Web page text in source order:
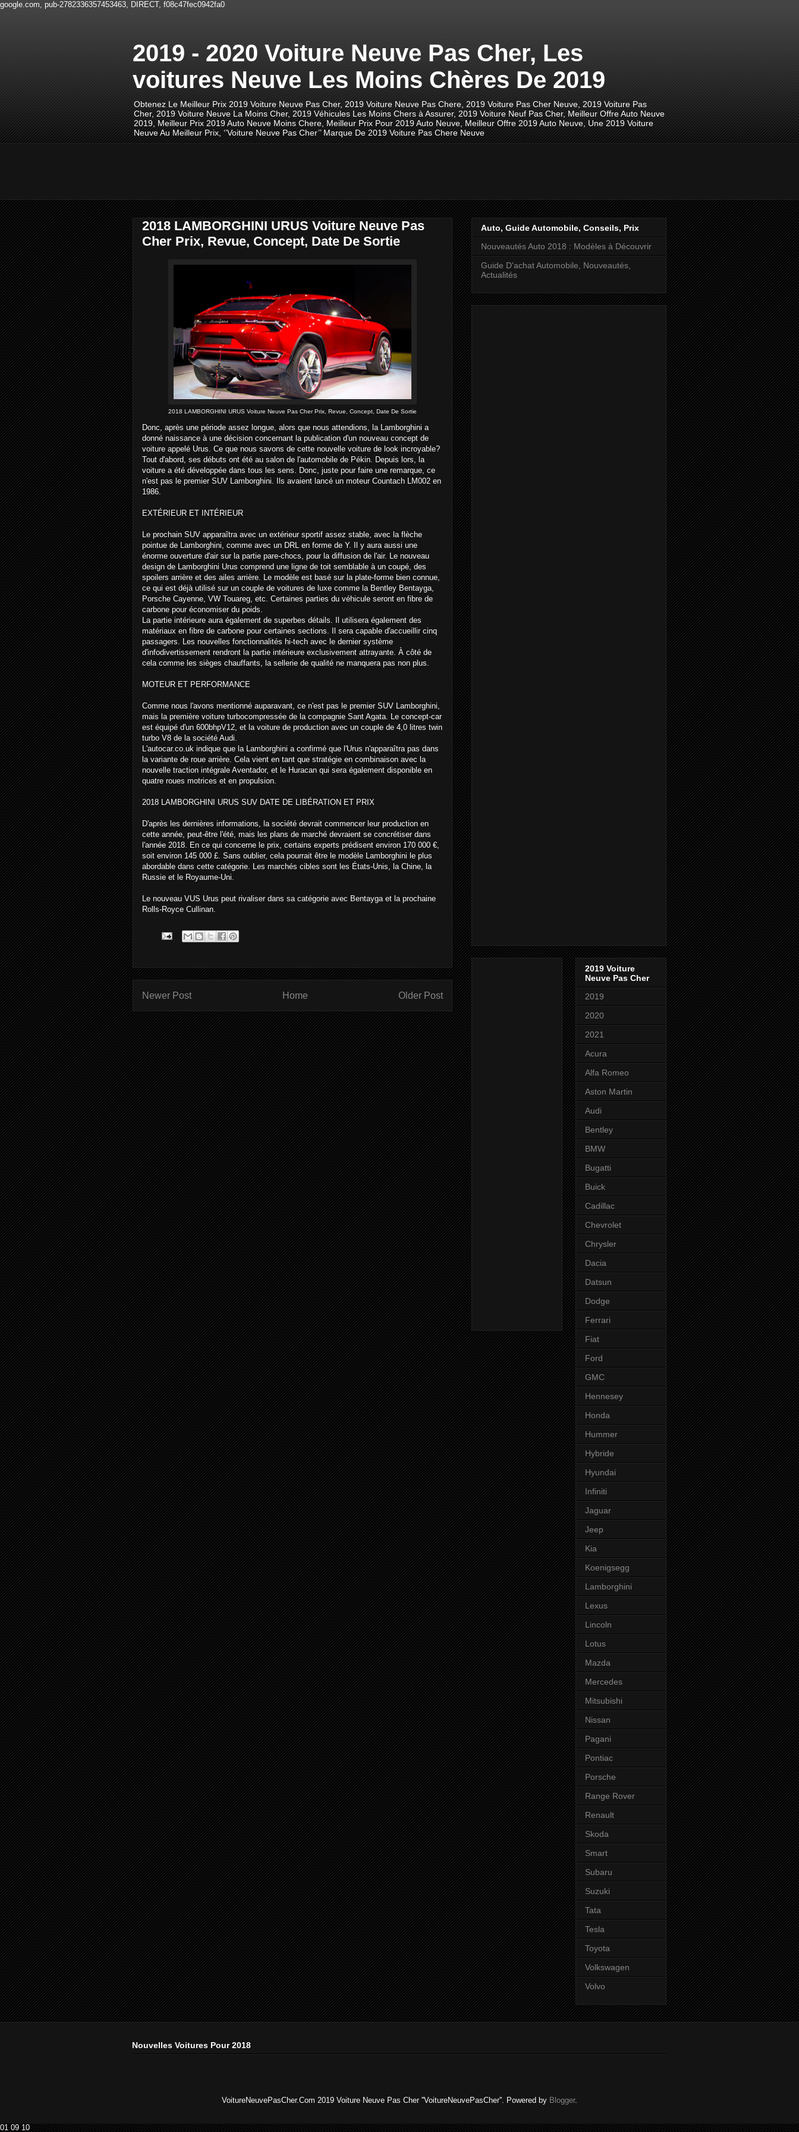
google.com, pub-2782336357453463, DIRECT, f08c47fec0942fa0
2019 - 2020 Voiture Neuve Pas Cher, Les
voitures Neuve Les Moins Chères De 2019
Obtenez Le Meilleur Prix 2019 Voiture Neuve Pas Cher, 2019 Voiture Neuve Pas Chere, 2019 Voiture Pas Cher Neuve, 2019 Voiture Pas
Cher, 2019 Voiture Neuve La Moins Cher, 2019 Véhicules Les Moins Chers à Assurer, 2019 Voiture Neuf Pas Cher, Meilleur Offre Auto Neuve
2019, Meilleur Prix 2019 Auto Neuve Moins Chere, Meilleur Prix Pour 2019 Auto Neuve, Meilleur Offre 2019 Auto Neuve, Une 2019 Voiture
Neuve Au Meilleur Prix, ‘’Voiture Neuve Pas Cher’’ Marque De 2019 Voiture Pas Chere Neuve
2018 LAMBORGHINI URUS Voiture Neuve Pas
Cher Prix, Revue, Concept, Date De Sortie
2018 LAMBORGHINI URUS Voiture Neuve Pas Cher Prix, Revue, Concept, Date De Sortie
Donc, après une période assez longue, alors que nous attendions, la Lamborghini a
donné naissance à une décision concernant la publication d'un nouveau concept de
voiture appelé Urus. Ce que nous savons de cette nouvelle voiture de look incroyable?
Tout d'abord, ses débuts ont été au salon de l'automobile de Pékin. Depuis lors, la
voiture a été développée dans tous les sens. Donc, juste pour faire une remarque, ce
n'est pas le premier SUV Lamborghini. Ils avaient lancé un moteur Countach LM002 en
1986.
EXTÉRIEUR ET INTÉRIEUR
Le prochain SUV apparaîtra avec un extérieur sportif assez stable, avec la flèche
pointue de Lamborghini, comme avec un DRL en forme de Y. Il y aura aussi une
énorme ouverture d'air sur la partie pare-chocs, pour la diffusion de l'air. Le nouveau
design de Lamborghini Urus comprend une ligne de toit semblable à un coupé, des
spoilers arrière et des ailes arrière. Le modèle est basé sur la plate-forme bien connue,
ce qui est déjà utilisé sur un couple de voitures de luxe comme la Bentley Bentayga,
Porsche Cayenne, VW Touareg, etc. Certaines parties du véhicule seront en fibre de
carbone pour économiser du poids.
La partie intérieure aura également de superbes détails. Il utilisera également des
matériaux en fibre de carbone pour certaines sections. Il sera capable d'accueillir cinq
passagers. Les nouvelles fonctionnalités hi-tech avec le dernier système
d'infodivertissement rendront la partie intérieure exclusivement attrayante. À côté de
cela comme les sièges chauffants, la sellerie de qualité ne manquera pas non plus.
MOTEUR ET PERFORMANCE
Comme nous l'avons mentionné auparavant, ce n'est pas le premier SUV Lamborghini,
mais la première voiture turbocompressée de la compagnie Sant Agata. Le concept-car
est équipé d'un 600bhpV12, et la voiture de production avec un couple de 4,0 litres twin
turbo V8 de la société Audi.
L'autocar.co.uk indique que la Lamborghini a confirmé que l'Urus n'apparaîtra pas dans
la variante de roue arrière. Cela vient en tant que stratégie en combinaison avec la
nouvelle traction intégrale Aventador, et le Huracan qui sera également disponible en
quatre roues motrices et en propulsion.
2018 LAMBORGHINI URUS SUV DATE DE LIBÉRATION ET PRIX
D'après les dernières informations, la société devrait commencer leur production en
cette année, peut-être l'été, mais les plans de marché devraient se concrétiser dans
l'année 2018. En ce qui concerne le prix, certains experts prédisent environ 170 000 €,
soit environ 145 000 £. Sans oublier, cela pourrait être le modèle Lamborghini le plus
abordable dans cette catégorie. Les marchés cibles sont les États-Unis, la Chine, la
Russie et le Royaume-Uni.
Le nouveau VUS Urus peut rivaliser dans sa catégorie avec Bentayga et la prochaine
Rolls-Royce Cullinan.
Newer Post Older Post
Home
Auto, Guide Automobile, Conseils, Prix
Nouveautés Auto 2018 : Modèles à Découvrir
Guide D'achat Automobile, Nouveautés,
Actualités
2019 Voiture
Neuve Pas Cher
2019
2020
2021
Acura
Alfa Romeo
Aston Martin
Audi
Bentley
BMW
Bugatti
Buick
Cadillac
Chevrolet
Chrysler
Dacia
Datsun
Dodge
Ferrari
Fiat
Ford
GMC
Hennesey
Honda
Hummer
Hybride
Hyundai
Infiniti
Jaguar
Jeep
Kia
Koenigsegg
Lamborghini
Lexus
Lincoln
Lotus
Mazda
Mercedes
Mitsubishi
Nissan
Pagani
Pontiac
Porsche
Range Rover
Renault
Skoda
Smart
Subaru
Suzuki
Tata
Tesla
Toyota
Volkswagen
Volvo
Nouvelles Voitures Pour 2018
VoitureNeuvePasCher.Com 2019 Voiture Neuve Pas Cher ''VoitureNeuvePasCher''. Powered by Blogger.
010910